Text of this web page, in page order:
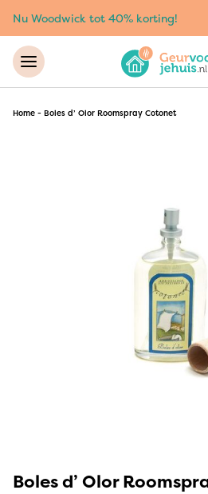
Nu Woodwick tot 40% korting!
Home - Boles d’ Olor Roomspray Cotonet
Boles d’ Olor